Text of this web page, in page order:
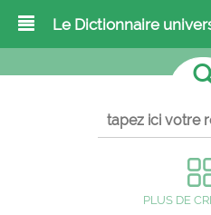
Le Dictionnaire
PLUS DE